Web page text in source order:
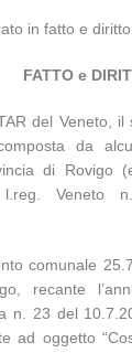
in fatto e
FATTO e
del Veneto, il
da
di Rovigo
Veneto
comunale
recante
n. 23 del
ad oggetto